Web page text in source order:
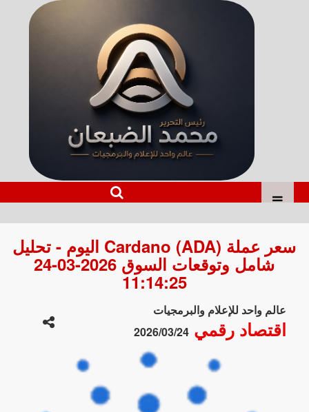
سعر عملة Cardano (ADA) اليوم - تحليل
شامل وتوقعات السوق 2026-03-24
11:14:25
عالم واحد للإعلام والبرمجيات
اقتصاد رقمي2026/03/24